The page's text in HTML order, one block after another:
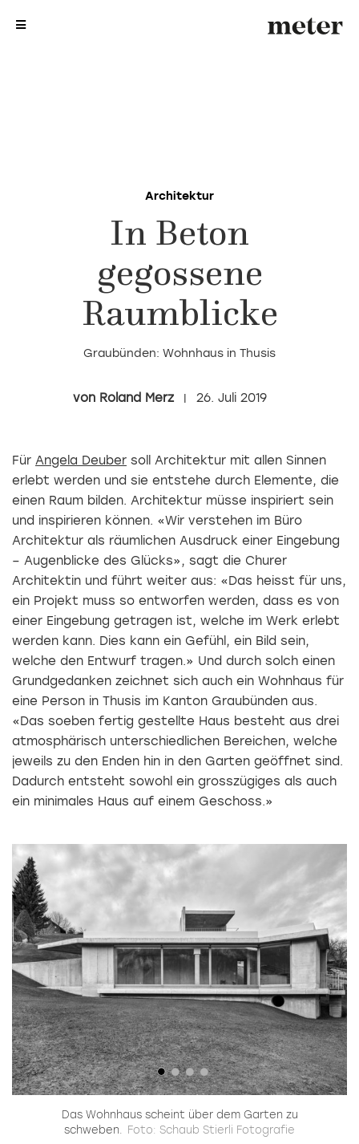
Architektur
In Beton
gegossene
Raumblicke
Graubünden: Wohnhaus in Thusis
Roland Merz 26. Juli 2019
Für Angela Deuber soll Architektur mit allen Sinnen
erlebt werden und sie entstehe durch Elemente, die
einen Raum bilden. Architektur müsse inspiriert sein
und inspirieren können. «Wir verstehen im Büro
Architektur als räumlichen Ausdruck einer Eingebung
– Augenblicke des Glücks», sagt die Churer
Architektin und führt weiter aus: «Das heisst für uns,
ein Projekt muss so entworfen werden, dass es von
einer Eingebung getragen ist, welche im Werk erlebt
werden kann. Dies kann ein Gefühl, ein Bild sein,
welche den Entwurf tragen.» Und durch solch einen
Grundgedanken zeichnet sich auch ein Wohnhaus für
eine Person in Thusis im Kanton Graubünden aus.
«Das soeben fertig gestellte Haus besteht aus drei
atmosphärisch unterschiedlichen Bereichen, welche
jeweils zu den Enden hin in den Garten geöffnet sind.
Dadurch entsteht sowohl ein grosszügiges als auch
ein minimales Haus auf einem Geschoss.»
Das Wohnhaus scheint über dem Garten zu
schweben. Foto: Schaub Stierli Fotografie